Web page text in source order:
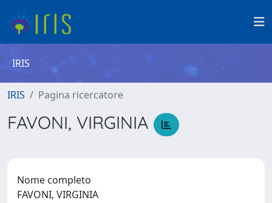
IRIS
IRIS Pagina ricercatore
FAVONI, VIRGINIA
Nome completo
FAVONI, VIRGINIA